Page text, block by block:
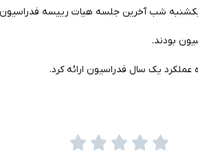
شب آخرین جلسه هیات رییسه فدراسیون در سال ۱۴۰۳
بودند.
عملکرد یک سال فدراسیون ارائه کرد.